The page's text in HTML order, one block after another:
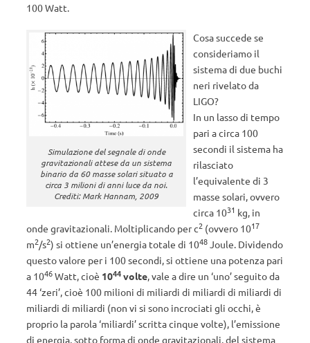
100 Watt.
Simulazione del segnale di onde
gravitazionali attese da un sistema
binario da 60 masse solari situato a
circa 3 milioni di anni luce da noi.
Crediti: Mark Hannam, 2009
Cosa succede se
consideriamo il
sistema di due buchi
neri rivelato da
LIGO?
In un lasso di tempo
pari a circa 100
secondi il sistema ha
rilasciato
l’equivalente di 3
masse solari, ovvero
circa 1031 kg, in
onde gravitazionali. Moltiplicando per c2 (ovvero 1017
m2/s2) si ottiene un’energia totale di 1048Joule. Dividendo
questo valore per i 100 secondi, si ottiene una potenza pari
a 1046Watt, cioè 1044volte, vale a dire un ‘uno’ seguito da
44 ‘zeri’, cioè 100 milioni di miliardi di miliardi di miliardi di
miliardi di miliardi (non vi si sono incrociati gli occhi, è
proprio la parola ‘miliardi’ scritta cinque volte), l’emissione
di energia, sotto forma di onde gravitazionali, del sistema